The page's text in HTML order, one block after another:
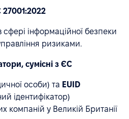
27001:2022
сфері інформаційної безпеки
ризиками.
сумісні з ЄС
особи) та EUID
ідентифікатор)
компаній у Великій Британії